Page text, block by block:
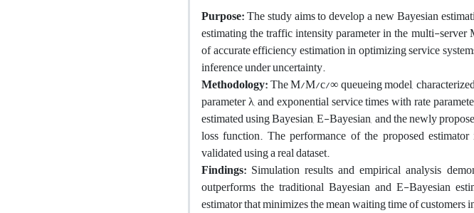
Purpose:The study aims to develop a new Bayesian
estimating the traffic intensity parameter in the multi-
of accurate efficiency estimation in optimizing service
inference under uncertainty.
Methodology:The M/M/c/∞ queueing model,
parameter λ, and exponential service times with rate
estimated using Bayesian, E-Bayesian, and the newly
loss function. The performance of the proposed
validated using a real dataset.
Findings: Simulation results and empirical analysis
outperforms the traditional Bayesian and E-Bayesian
estimator that minimizes the mean waiting time of customers